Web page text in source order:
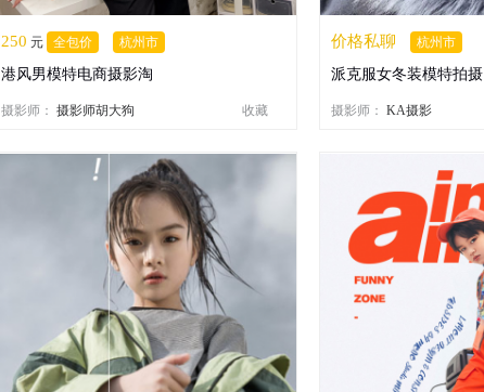
250 元 全包价 杭州市
港风男模特电商摄影淘
摄影师： 摄影师胡大狗 收藏
价格私聊 杭州市
派克服女冬装模特拍摄
摄影师： KA摄影